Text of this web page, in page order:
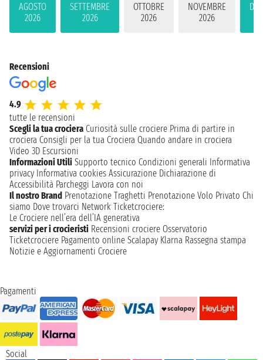
AGOSTO
2026
SETTEMBRE
2026
OTTOBRE
2026
NOVEMBRE
2026
Recensioni
4.9
tutte le recensioni
Scegli la tua crociera Curiosità sulle crociere Prima di partire in
crociera Consigli per la tua Crociera Quando andare in crociera
Video 3D Escursioni
Informazioni Utili Supporto tecnico Condizioni generali Informativa
privacy Informativa cookies Assicurazione Dichiarazione di
Accessibilità Parcheggi Lavora con noi
Il nostro Brand Prenotazione Traghetti Prenotazione Volo Privato Chi
siamo Dove trovarci Network Ticketcrociere:
Le Crociere nell’era dell’IA generativa
servizi per i crocieristi Recensioni crociere Osservatorio
Ticketcrociere Pagamento online Scalapay Klarna Rassegna stampa
Notizie e Aggiornamenti Crociere
Pagamenti
Social